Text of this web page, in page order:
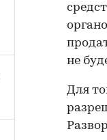
не
Для